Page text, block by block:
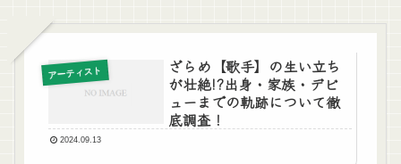
アーティスト
ざらめ【歌手】の生い立ち
が壮絶!?出身・家族・デビ
ューまでの軌跡について徹
底調査！
2024.09.13